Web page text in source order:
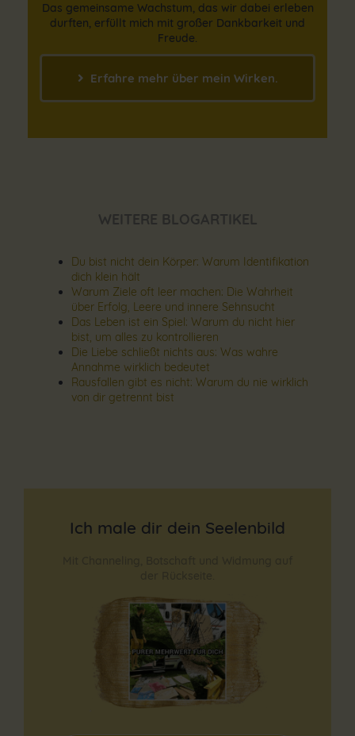
Das gemeinsame Wachstum, das wir dabei erleben
durften, erfüllt mich mit großer Dankbarkeit und
Freude.
Erfahre mehr über mein Wirken.
WEITERE BLOGARTIKEL
Du bist nicht dein Körper: Warum Identifikation
dich klein hält
Warum Ziele oft leer machen: Die Wahrheit
über Erfolg, Leere und innere Sehnsucht
Das Leben ist ein Spiel: Warum du nicht hier
bist, um alles zu kontrollieren
Die Liebe schließt nichts aus: Was wahre
Annahme wirklich bedeutet
Rausfallen gibt es nicht: Warum du nie wirklich
von dir getrennt bist
Ich male dir dein Seelenbild